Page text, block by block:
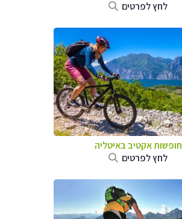
לחץ לפרטים
חופשות אקטיב באיטליה
לחץ לפרטים